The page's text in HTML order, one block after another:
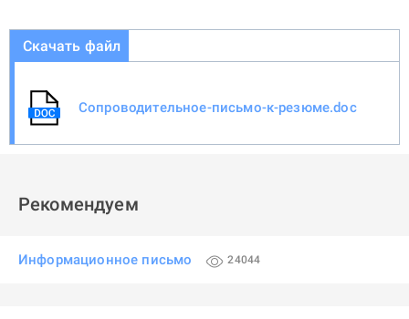
Скачать файл
Сопроводительное-письмо-к-резюме.doc
Рекомендуем
Информационное письмо 24044